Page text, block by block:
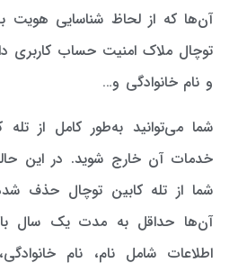
آن‌ها که از لحاظ شناسایی هویت
توچال ملاک امنیت حساب کاربری
و نام خانوادگی و…
شما می‌توانید به‌طور کامل از تله
خدمات آن خارج شوید. در این
شما از تله کابین توچال حذف
آن‌ها حداقل به مدت یک سال
اطلاعات شامل نام، نام